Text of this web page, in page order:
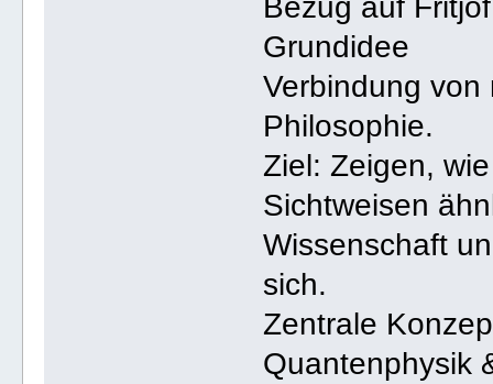
Bezug auf
Grundidee
Verbindung von
Philosophie.
Ziel: Zeigen,
Sichtweisen
Wissenschaft
sich.
Zentrale
Quantenphysik